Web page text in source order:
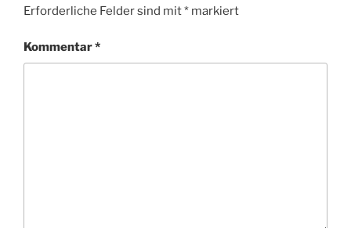
Erforderliche Felder sind mit* markiert
Kommentar*